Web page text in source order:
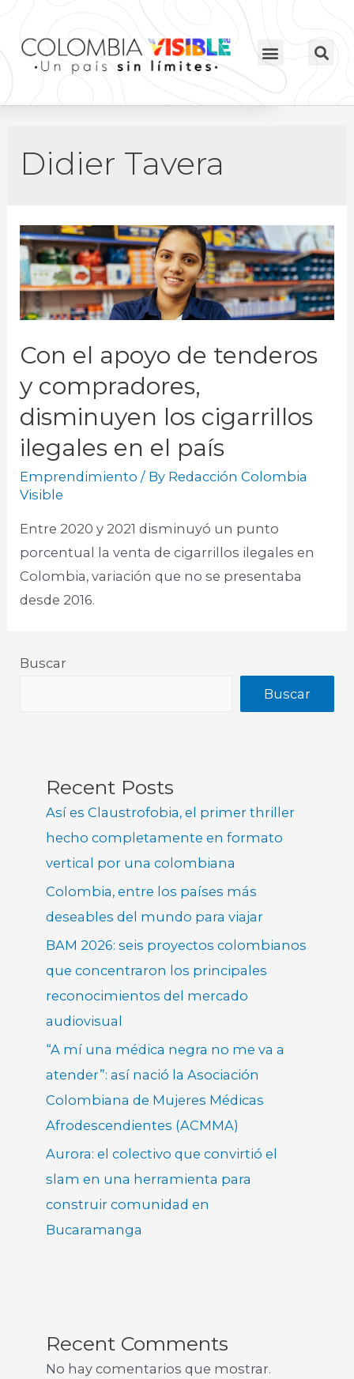
Didier Tavera
Con el apoyo de tenderos
y compradores,
disminuyen los cigarrillos
ilegales en el país
Emprendimiento / By Redacción Colombia
Visible
Entre 2020 y 2021 disminuyó un punto
porcentual la venta de cigarrillos ilegales en
Colombia, variación que no se presentaba
desde 2016.
Buscar
Buscar
Recent Posts
Así es Claustrofobia, el primer thriller
hecho completamente en formato
vertical por una colombiana
Colombia, entre los países más
deseables del mundo para viajar
BAM 2026: seis proyectos colombianos
que concentraron los principales
reconocimientos del mercado
audiovisual
“A mí una médica negra no me va a
atender”: así nació la Asociación
Colombiana de Mujeres Médicas
Afrodescendientes (ACMMA)
Aurora: el colectivo que convirtió el
slam en una herramienta para
construir comunidad en
Bucaramanga
Recent Comments
No hay comentarios que mostrar.